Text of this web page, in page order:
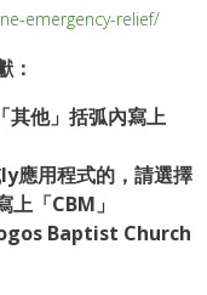
emergency-relief/
：
其他」括弧內寫上
應用程式的，請選擇
上「CBM」
Baptist Church